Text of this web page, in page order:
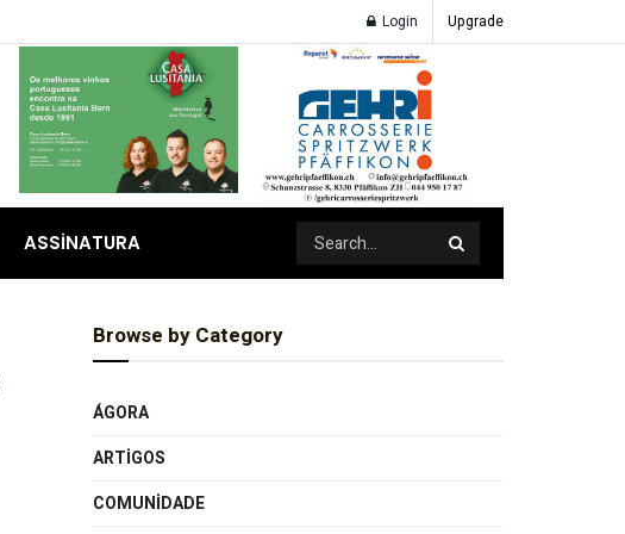
Login Upgrade
ASSINATURA
Browse by Category
ÁGORA
ARTIGOS
COMUNIDADE